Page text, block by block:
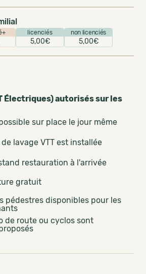
licenciés
5,00€
non licenciés
5,00€
Électriques) autorisés sur les
sur place le jour même
lavage VTT est installée
restauration à l'arrivée
gratuit
pédestres disponibles pour les
de route ou cyclos sont